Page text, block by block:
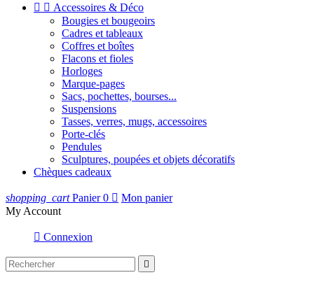
  Accessoires & Déco
Bougies et bougeoirs
Cadres et tableaux
Coffres et boîtes
Flacons et fioles
Horloges
Marque-pages
Sacs, pochettes, bourses...
Suspensions
Tasses, verres, mugs, accessoires
Porte-clés
Pendules
Sculptures, poupées et objets décoratifs
Chèques cadeaux
shopping_cart Panier 0  Mon panier
My Account
 Connexion
